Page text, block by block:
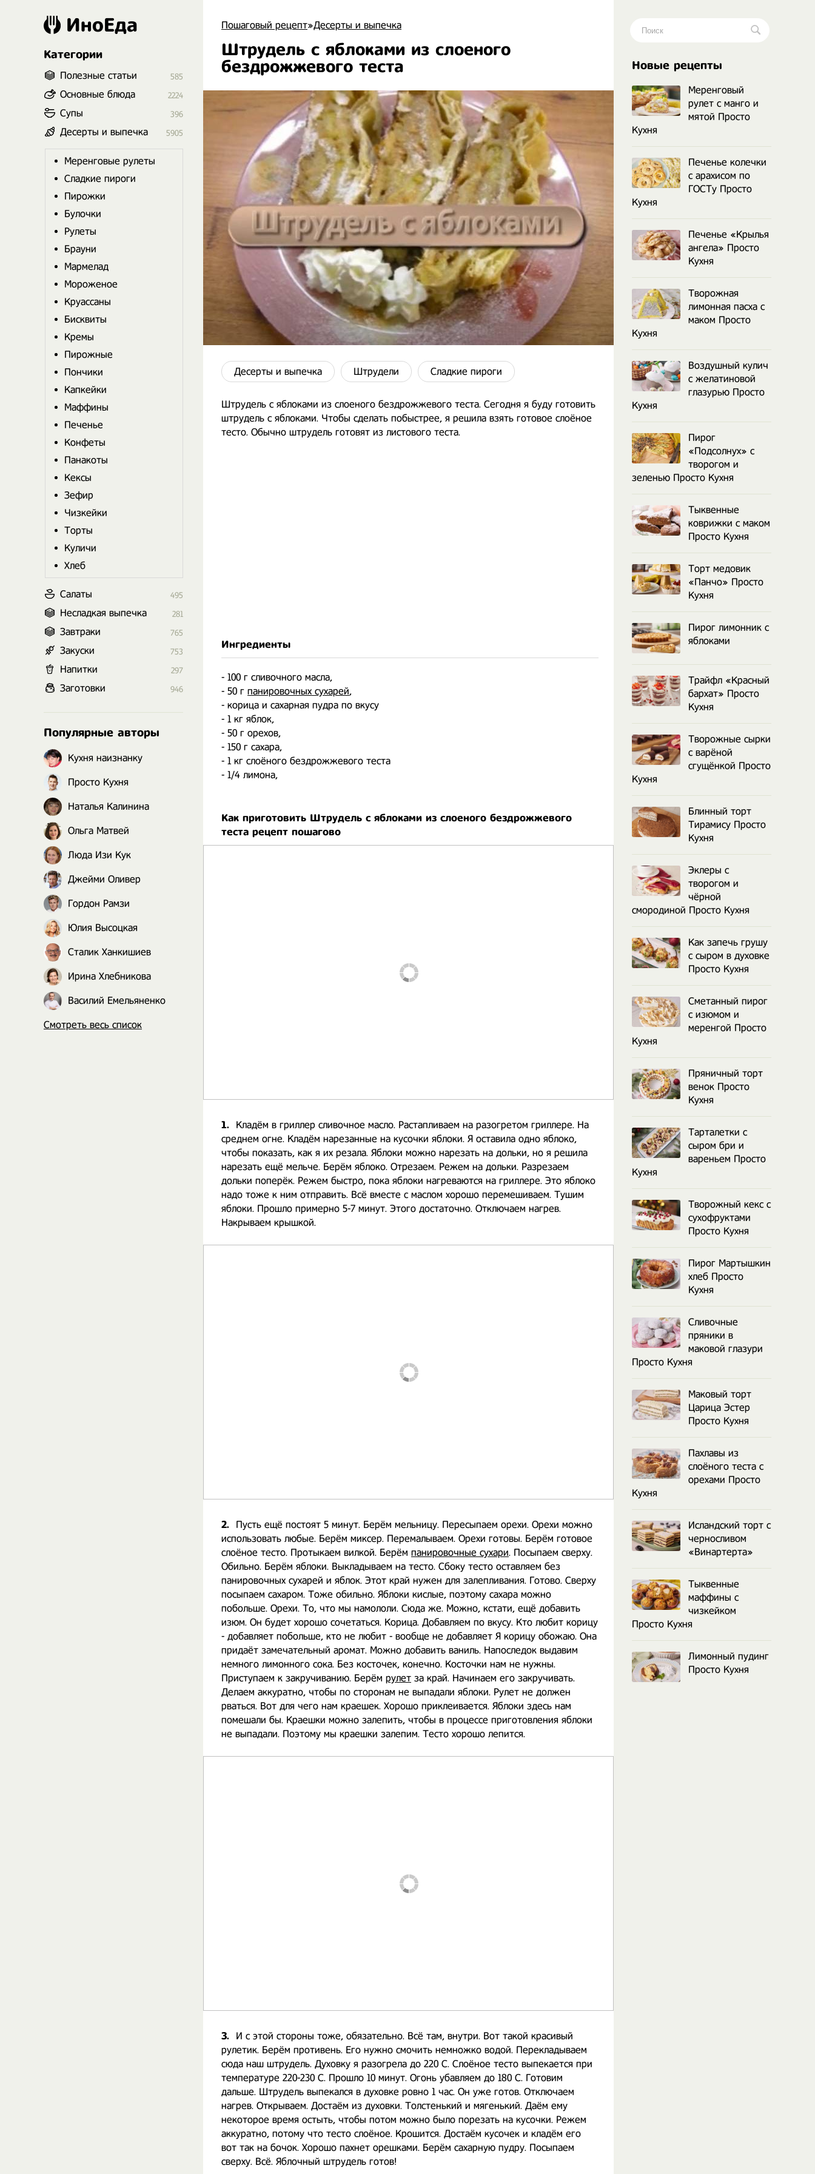
Пошаговый рецепт»Десерты и выпечка
Штрудель с яблоками из слоеного
бездрожжевого теста
Десерты и выпечка Штрудели Сладкие пироги
Штрудель с яблоками из слоеного бездрожжевого теста. Сегодня я буду готовить
штрудель с яблоками. Чтобы сделать побыстрее, я решила взять готовое слоёное
тесто. Обычно штрудель готовят из листового теста.
Ингредиенты
- 100 г сливочного масла,
- 50 г панировочных сухарей,
- корица и сахарная пудра по вкусу
- 1 кг яблок,
- 50 г орехов,
- 150 г сахара,
- 1 кг слоёного бездрожжевого теста
- 1/4 лимона,
Как приготовить Штрудель с яблоками из слоеного бездрожжевого
теста рецепт пошагово
1.
Кладём в гриллер сливочное масло. Растапливаем на разогретом гриллере. На
среднем огне. Кладём нарезанные на кусочки яблоки. Я оставила одно яблоко,
чтобы показать, как я их резала. Яблоки можно нарезать на дольки, но я решила
нарезать ещё мельче. Берём яблоко. Отрезаем. Режем на дольки. Разрезаем
дольки поперёк. Режем быстро, пока яблоки нагреваются на гриллере. Это яблоко
надо тоже к ним отправить. Всё вместе с маслом хорошо перемешиваем. Тушим
яблоки. Прошло примерно 5-7 минут. Этого достаточно. Отключаем нагрев.
Накрываем крышкой.
2.
Пусть ещё постоят 5 минут. Берём мельницу. Пересыпаем орехи. Орехи можно
использовать любые. Берём миксер. Перемалываем. Орехи готовы. Берём готовое
слоёное тесто. Протыкаем вилкой. Берём панировочные сухари. Посыпаем сверху.
Обильно. Берём яблоки. Выкладываем на тесто. Сбоку тесто оставляем без
панировочных сухарей и яблок. Этот край нужен для залепливания. Готово. Сверху
посыпаем сахаром. Тоже обильно. Яблоки кислые, поэтому сахара можно
побольше. Орехи. То, что мы намололи. Сюда же. Можно, кстати, ещё добавить
изюм. Он будет хорошо сочетаться. Корица. Добавляем по вкусу. Кто любит корицу
- добавляет побольше, кто не любит - вообще не добавляет Я корицу обожаю. Она
придаёт замечательный аромат. Можно добавить ваниль. Напоследок выдавим
немного лимонного сока. Без косточек, конечно. Косточки нам не нужны.
Приступаем к закручиванию. Берём рулет за край. Начинаем его закручивать.
Делаем аккуратно, чтобы по сторонам не выпадали яблоки. Рулет не должен
рваться. Вот для чего нам краешек. Хорошо приклеивается. Яблоки здесь нам
помешали бы. Краешки можно залепить, чтобы в процессе приготовления яблоки
не выпадали. Поэтому мы краешки залепим. Тесто хорошо лепится.
3.
И с этой стороны тоже, обязательно. Всё там, внутри. Вот такой красивый
рулетик. Берём противень. Его нужно смочить немножко водой. Перекладываем
сюда наш штрудель. Духовку я разогрела до 220 С. Слоёное тесто выпекается при
температуре 220-230 С. Прошло 10 минут. Огонь убавляем до 180 С. Готовим
дальше. Штрудель выпекался в духовке ровно 1 час. Он уже готов. Отключаем
нагрев. Открываем. Достаём из духовки. Толстенький и мягенький. Даём ему
некоторое время остыть, чтобы потом можно было порезать на кусочки. Режем
аккуратно, потому что тесто слоёное. Крошится. Достаём кусочек и кладём его
вот так на бочок. Хорошо пахнет орешками. Берём сахарную пудру. Посыпаем
сверху. Всё. Яблочный штрудель готов!
ИноЕда
Категории
Полезные статьи 585
Основные блюда 2224
Супы 396
Десерты и выпечка 5905
Меренговые рулеты
Сладкие пироги
Пирожки
Булочки
Рулеты
Брауни
Мармелад
Мороженое
Круассаны
Бисквиты
Кремы
Пирожные
Пончики
Капкейки
Маффины
Печенье
Конфеты
Панакоты
Кексы
Зефир
Чизкейки
Торты
Куличи
Хлеб
Салаты 495
Несладкая выпечка 281
Завтраки 765
Закуски 753
Напитки 297
Заготовки 946
Популярные авторы
Кухня наизнанку
Просто Кухня
Наталья Калинина
Ольга Матвей
Люда Изи Кук
Джейми Оливер
Гордон Рамзи
Юлия Высоцкая
Сталик Ханкишиев
Ирина Хлебникова
Василий Емельяненко
Смотреть весь список
Новые рецепты
Меренговый
рулет с манго и
мятой Просто
Кухня
Печенье колечки
с арахисом по
ГОСТу Просто
Кухня
Печенье «Крылья
ангела» Просто
Кухня
Творожная
лимонная пасха с
маком Просто
Кухня
Воздушный кулич
с желатиновой
глазурью Просто
Кухня
Пирог
«Подсолнух» с
творогом и
зеленью Просто Кухня
Тыквенные
коврижки с маком
Просто Кухня
Торт медовик
«Панчо» Просто
Кухня
Пирог лимонник с
яблоками
Трайфл «Красный
бархат» Просто
Кухня
Творожные сырки
с варёной
сгущёнкой Просто
Кухня
Блинный торт
Тирамису Просто
Кухня
Эклеры с
творогом и
чёрной
смородиной Просто Кухня
Как запечь грушу
с сыром в духовке
Просто Кухня
Сметанный пирог
с изюмом и
меренгой Просто
Кухня
Пряничный торт
венок Просто
Кухня
Тарталетки с
сыром бри и
вареньем Просто
Кухня
Творожный кекс с
сухофруктами
Просто Кухня
Пирог Мартышкин
хлеб Просто
Кухня
Сливочные
пряники в
маковой глазури
Просто Кухня
Маковый торт
Царица Эстер
Просто Кухня
Пахлавы из
слоёного теста с
орехами Просто
Кухня
Исландский торт с
черносливом
«Винартерта»
Тыквенные
маффины с
чизкейком
Просто Кухня
Лимонный пудинг
Просто Кухня